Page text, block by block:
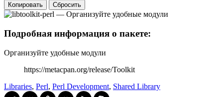
Копировать
Сбросить
Подробная информация о пакете:
Организуйте удобные модули
https://metacpan.org/release/Toolkit
Libraries, Perl, Perl Development, Shared Library